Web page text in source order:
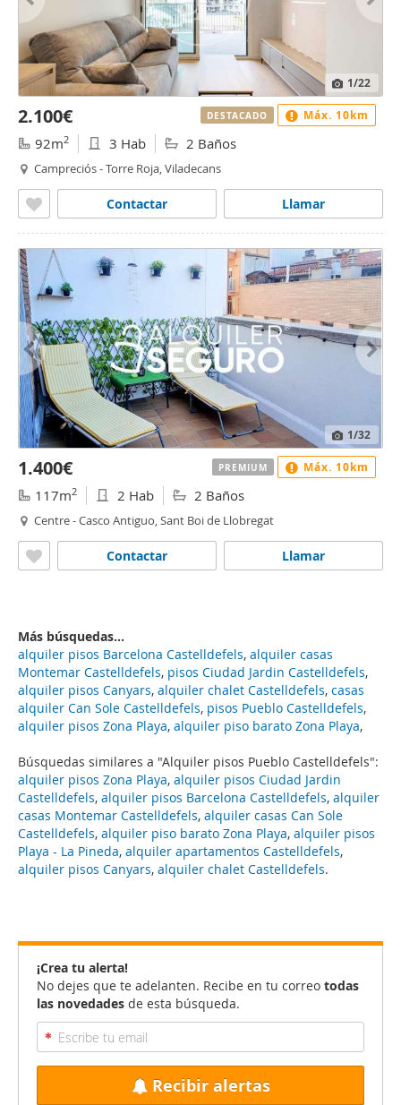
Búsquedas similares a "Alquiler pisos Pueblo Castelldefels":
alquiler pisos Zona Playa, alquiler pisos Ciudad Jardin
Castelldefels, alquiler pisos Barcelona Castelldefels, alquiler
casas Montemar Castelldefels, alquiler casas Can Sole
Castelldefels, alquiler piso barato Zona Playa, alquiler pisos
Playa - La Pineda, alquiler apartamentos Castelldefels,
alquiler pisos Canyars, alquiler chalet Castelldefels.
1/22
2.100€
92m2 3 Hab 2 Baños
Campreciós - Torre Roja, Viladecans
Llamar
Contactar
DESTACADO Máx. 10km
1/32
1.400€
117m2 2 Hab 2 Baños
Centre - Casco Antiguo, Sant Boi de Llobregat
Llamar
Contactar
PREMIUM Máx. 10km
Más búsquedas...
alquiler pisos Barcelona Castelldefels, alquiler casas
Montemar Castelldefels, pisos Ciudad Jardin Castelldefels,
alquiler pisos Canyars, alquiler chalet Castelldefels, casas
alquiler Can Sole Castelldefels, pisos Pueblo Castelldefels,
alquiler pisos Zona Playa, alquiler piso barato Zona Playa,
¡Crea tu alerta!
No dejes que te adelanten. Recibe en tu correo todas
las novedades de esta búsqueda.
Recibir alertas